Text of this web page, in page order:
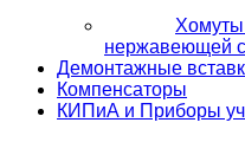
нержавеющей
Демонтажные
Компенсаторы
КИПиА и Приборы